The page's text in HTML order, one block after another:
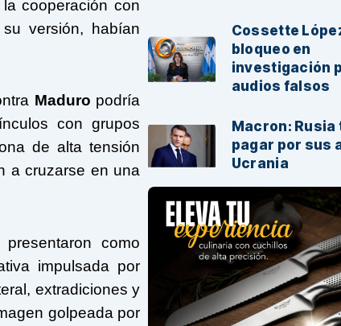
cooperación con
versión, habían
Maduro podría
con grupos
de alta tensión
a cruzarse en una
como
impulsada por
extradiciones y
golpeada por
Cossette
bloqueo en
investigación
audios falsos
Macron: Rusia
pagar por sus
Ucrania